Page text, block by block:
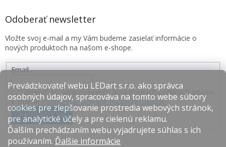
Prevádzkovateľ webu LEDart s.r.o. ako správca
osobných údajov, spracováva na tomto webe súbory
cookies pre zlepšovanie prostredia webových stránok,
pre analytické účely a pre cielenú reklamu.
Ďalším prechádzaním webu vyjadrujete súhlas s ich
používaním. Ďalšie informácie
Odoberať newsletter
Vložte svoj e-mail a my Vám budeme zasielať informácie o
nových produktoch na našom e-shope.
Email
Súhlasím so spracovávaním poskytnutých osobných údajov
v zmysle Podmienok ochrany osobných údajov.
PRIHLÁSIŤ SA